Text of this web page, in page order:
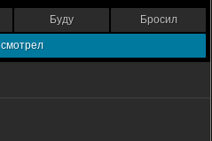
Буду Бросил